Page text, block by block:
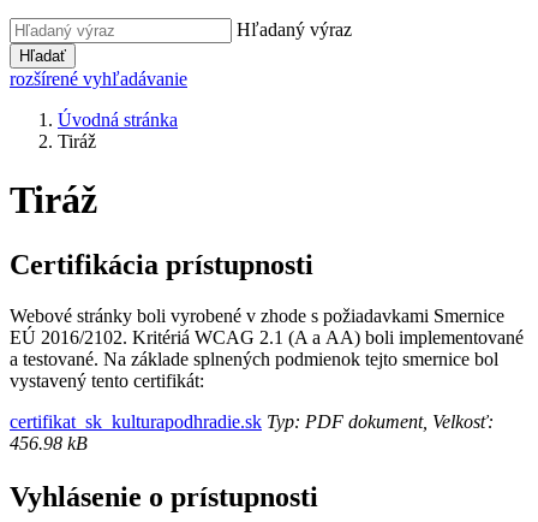
Hľadaný výraz
Hľadať
rozšírené vyhľadávanie
Úvodná stránka
Tiráž
Tiráž
Certifikácia prístupnosti
Webové stránky boli vyrobené v zhode s požiadavkami Smernice
EÚ 2016/2102. Kritériá WCAG 2.1 (A a AA) boli implementované
a testované. Na základe splnených podmienok tejto smernice bol
vystavený tento certifikát:
certifikat_sk_kulturapodhradie.sk Typ: PDF dokument, Velkosť:
456.98 kB
Vyhlásenie o prístupnosti